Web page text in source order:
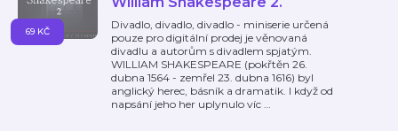
Divadlo, divadlo, divadlo - miniserie určená
pouze pro digitální prodej je věnovaná
divadlu a autorům s divadlem spjatým.
WILLIAM SHAKESPEARE (pokřtěn 26.
dubna 1564 - zemřel 23. dubna 1616) byl
anglický herec, básník a dramatik. I když od
napsání jeho her uplynulo víc …
69 KČ